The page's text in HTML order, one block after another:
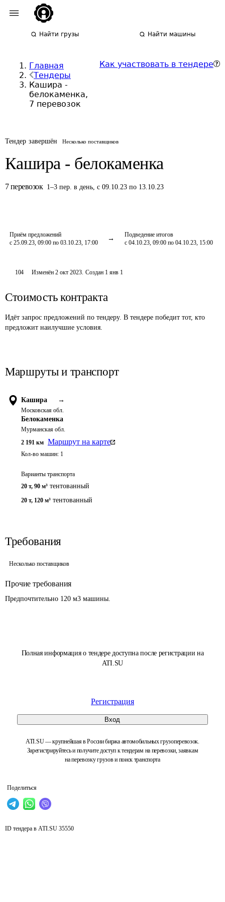
Найти грузы Найти машины
Главная
Тендеры
Кашира -
белокаменка,
7 перевозок
Как участвовать в тендере
Тендер завершён Несколько поставщиков
Кашира - белокаменка
7 перевозок 1–3 пер. в день,с 09.10.23 по 13.10.23
Приём предложений
с 25.09.23, 09:00 по 03.10.23, 17:00
Подведение итогов
с 04.10.23, 09:00 по 04.10.23, 15:00
Полная информация о тендере доступна после регистрации на
ATI.SU
Регистрация
Вход
ATI.SU — крупнейшая в России биржа автомобильных грузоперевозок.
Зарегистрируйтесь и получите доступ к тендерам на перевозки, заявкам
на перевозку грузов и поиск транспорта
Поделиться
104 Изменён2 окт 2023. Создан 1 янв 1
Стоимость контракта
Идёт запрос предложений по тендеру. В тендере победит тот, кто
предложит наилучшие условия.
Маршруты и транспорт
Кашира →
Московская обл.
Белокаменка
Мурманская обл.
2 191 км Маршрут на карте
Кол-во машин: 1
Варианты транспорта
20 т, 90 м³ тентованный
20 т, 120 м³ тентованный
Требования
Несколько поставщиков
Прочие требования
ID тендера в ATI.SU 35550